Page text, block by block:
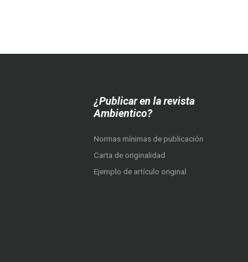
¿Publicar en la revista
Ambientico?
Normas mínimas de publicación
Carta de originalidad
Ejemplo de artículo original